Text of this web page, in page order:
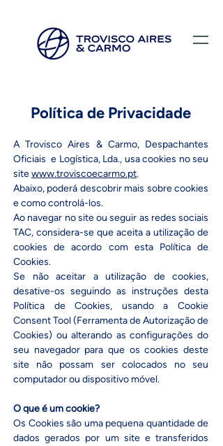
Política de Privacidade
A Trovisco Aires & Carmo, Despachantes
Oficiais e Logística, Lda., usa cookies no seu
sitewww.troviscoecarmo.pt.
Abaixo, poderá descobrir mais sobre cookies
e como controlá-los.
Ao navegar no site ou seguir as redes sociais
TAC, considera-se que aceita a utilização de
cookies de acordo com esta Política de
Cookies.
Se não aceitar a utilização de cookies,
desative-os seguindo as instruções desta
Política de Cookies, usando a Cookie
Consent Tool (Ferramenta de Autorização de
Cookies) ou alterando as configurações do
seu navegador para que os cookies deste
site não possam ser colocados no seu
computador ou dispositivo móvel.
O que é um cookie?
Os Cookies são uma pequena quantidade de
dados gerados por um site e transferidos